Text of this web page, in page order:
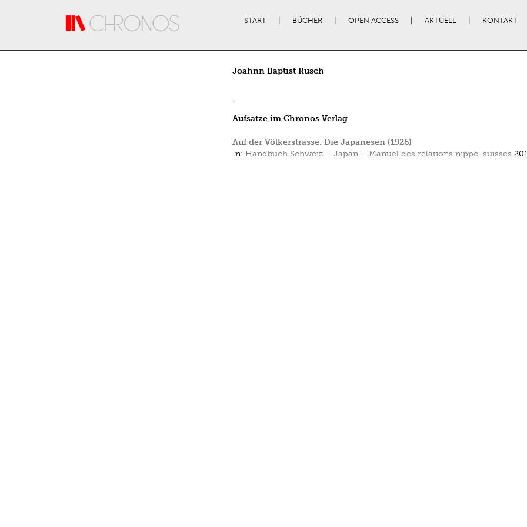
START BÜCHER OPEN ACCESS AKTUELL KONTAKT
Joahnn Baptist Rusch
Aufsätze im Chronos Verlag
Auf der Völkerstrasse: Die Japanesen (1926)
In: Handbuch Schweiz – Japan – Manuel des relations nippo-suisses